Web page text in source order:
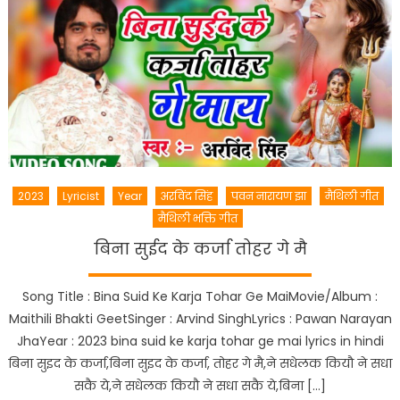
2023 Lyricist Year अरविंद सिंह पवन नारायण झा
मैथिली गीत
मैथिली भक्ति गीत
बिना सुईद के कर्जा तोहर गे मै
Song Title : Bina Suid Ke Karja Tohar Ge MaiMovie/Album :
Maithili Bhakti GeetSinger : Arvind SinghLyrics : Pawan Narayan
JhaYear : 2023 bina suid ke karja tohar ge mai lyrics in hindi
बिना सुइद के कर्जा,बिना सुइद के कर्जा, तोहर गे मै,ने सधेलक कियौ ने सधा
सकै ये,ने सधेलक कियौ ने सधा सकै ये,बिना […]